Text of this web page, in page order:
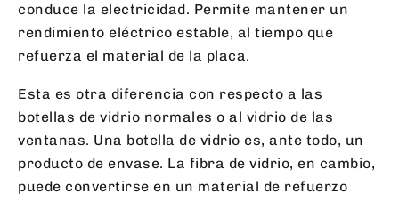
conduce la electricidad. Permite mantener un
rendimiento eléctrico estable, al tiempo que
refuerza el material de la placa.
Esta es otra diferencia con respecto a las
botellas de vidrio normales o al vidrio de las
ventanas. Una botella de vidrio es, ante todo, un
producto de envase. La fibra de vidrio, en cambio,
puede convertirse en un material de refuerzo